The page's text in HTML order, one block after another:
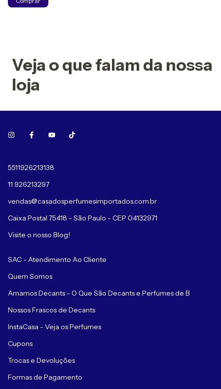
Veja o que falam da nossa
loja
5511926213138
11 926213297
vendas@casadosperfumesimportados.com.br
Caixa Postal 75418 - São Paulo - CEP 04132971
Visite o nosso Blog!
SAC - Atendimento Ao Cliente
Quem Somos
Amamos Decants - O Que São Decants e Perfumes de B
Nossos Frascos de Decants
InstaCasa - Veja os Perfumes
Cupons
Trocas e Devoluções
Formas de Pagamento